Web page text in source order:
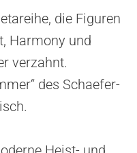
die Figuren
Harmony und
verzahnt.
des Schaefer-